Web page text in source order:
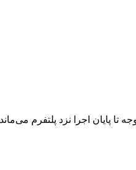
اجرا نزد پلتفرم می‌ماند.